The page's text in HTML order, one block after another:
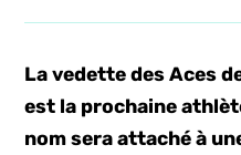
La vedette des Aces
est la prochaine
nom sera attaché à